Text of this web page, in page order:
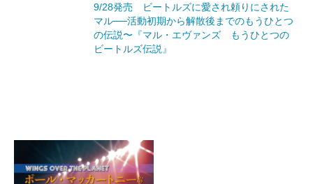
9/28発売 ビートルズに愛され頼りにされた
マル──活動初期から解散後までのもうひとつ
の伝説〜『マル・エヴァンズ もうひとつの
ビートルズ伝説』